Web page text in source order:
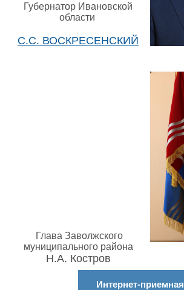
Губернатор Ивановской
области
С.С. ВОСКРЕСЕНСКИЙ
Глава Заволжского
муниципального района
Н.А. Костров
Интернет-приемная